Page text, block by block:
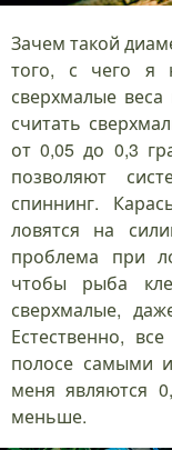
Зачем такой
того, с чего я
сверхмалые
считать
от 0,05 до 0,3
позволяют
спиннинг.
ловятся на
проблема при
чтобы рыба
сверхмалые,
Естественно,
полосе самыми
меня являются
меньше.